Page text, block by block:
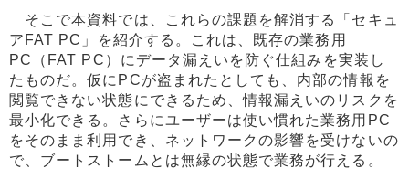
そこで本資料では、これらの課題を解消する「セキュ
アFAT PC」を紹介する。これは、既存の業務用
PC（FAT PC）にデータ漏えいを防ぐ仕組みを実装し
たものだ。仮にPCが盗まれたとしても、内部の情報を
閲覧できない状態にできるため、情報漏えいのリスクを
最小化できる。さらにユーザーは使い慣れた業務用PC
をそのまま利用でき、ネットワークの影響を受けないの
で、ブートストームとは無縁の状態で業務が行える。